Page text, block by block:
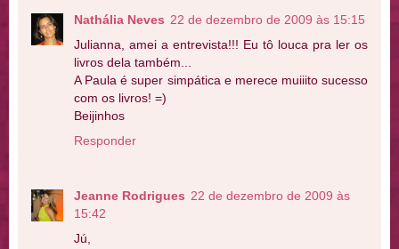
Nathália Neves 22 de dezembro de 2009 às 15:15
Julianna, amei a entrevista!!! Eu tô louca pra ler os
livros dela também...
A Paula é super simpática e merece muiiito sucesso
com os livros! =)
Beijinhos
Responder
Jeanne Rodrigues 22 de dezembro de 2009 às
15:42
Jú,